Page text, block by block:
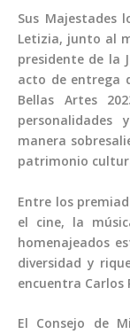
Sus Majestades
Letizia, junto al
presidente de la
acto de entrega
Bellas Artes
manera
patrimonio
Entre los
el cine, la
homenajeados
diversidad y
encuentra Carlos
El Consejo de